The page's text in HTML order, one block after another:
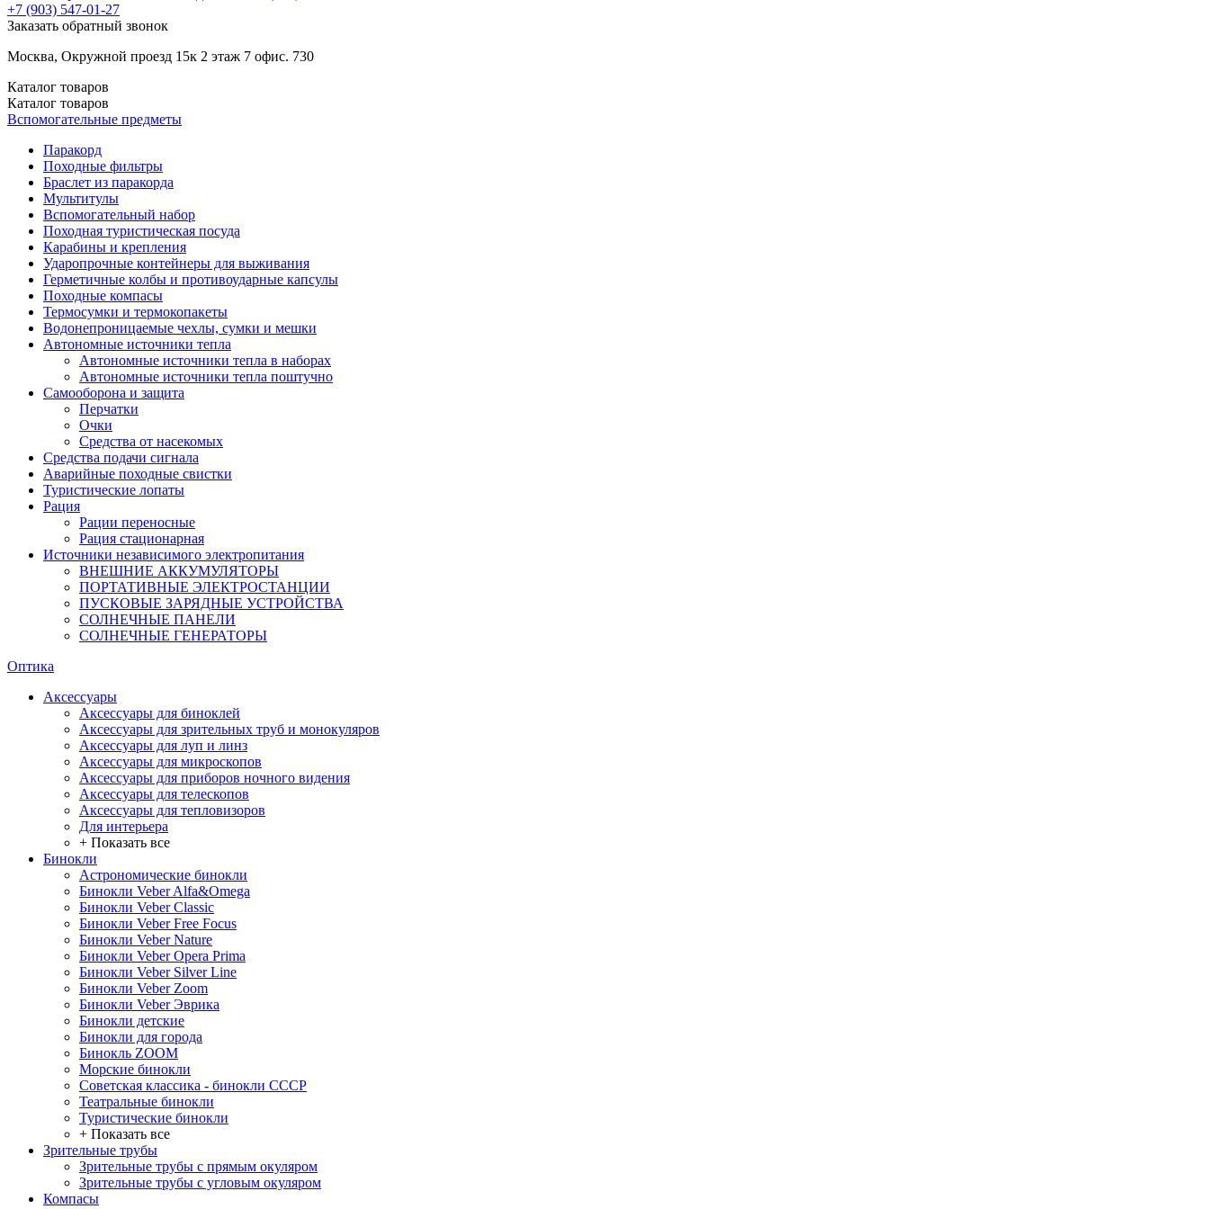
+7 (903) 547-01-27
Заказать обратный звонок
Москва, Окружной проезд 15к 2 этаж 7 офис. 730
Каталог товаров
Каталог товаров
Вспомогательные предметы
Паракорд
Походные фильтры
Браслет из паракорда
Мультитулы
Вспомогательный набор
Походная туристическая посуда
Карабины и крепления
Ударопрочные контейнеры для выживания
Герметичные колбы и противоударные капсулы
Походные компасы
Термосумки и термокопакеты
Водонепроницаемые чехлы, сумки и мешки
Автономные источники тепла
Автономные источники тепла в наборах
Автономные источники тепла поштучно
Самооборона и защита
Перчатки
Очки
Средства от насекомых
Средства подачи сигнала
Аварийные походные свистки
Туристические лопаты
Рация
Рации переносные
Рация стационарная
Источники независимого электропитания
ВНЕШНИЕ АККУМУЛЯТОРЫ
ПОРТАТИВНЫЕ ЭЛЕКТРОСТАНЦИИ
ПУСКОВЫЕ ЗАРЯДНЫЕ УСТРОЙСТВА
СОЛНЕЧНЫЕ ПАНЕЛИ
СОЛНЕЧНЫЕ ГЕНЕРАТОРЫ
Оптика
Аксессуары
Аксессуары для биноклей
Аксессуары для зрительных труб и монокуляров
Аксессуары для луп и линз
Аксессуары для микроскопов
Аксессуары для приборов ночного видения
Аксессуары для телескопов
Аксессуары для тепловизоров
Для интерьера
+ Показать все
Бинокли
Астрономические бинокли
Бинокли Veber Alfa&Omega
Бинокли Veber Classic
Бинокли Veber Free Focus
Бинокли Veber Nature
Бинокли Veber Opera Prima
Бинокли Veber Silver Line
Бинокли Veber Zoom
Бинокли Veber Эврика
Бинокли детские
Бинокли для города
Бинокль ZOOM
Морские бинокли
Советская классика - бинокли СССР
Театральные бинокли
Туристические бинокли
+ Показать все
Зрительные трубы
Зрительные трубы с прямым окуляром
Зрительные трубы с угловым окуляром
Компасы